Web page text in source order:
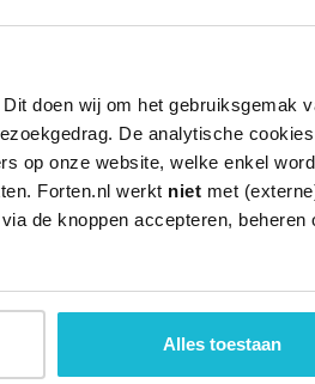
doen wij om het gebruiksgemak
De analytische cookies
op onze website, welke enkel
Forten.nl werkt niet met
de knoppen accepteren, beheren
Alles toestaan
wordt ondersteund door de